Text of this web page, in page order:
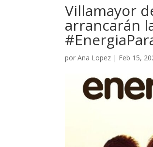
Villamayor
arrancarán
porAna Lopez | Feb 15,